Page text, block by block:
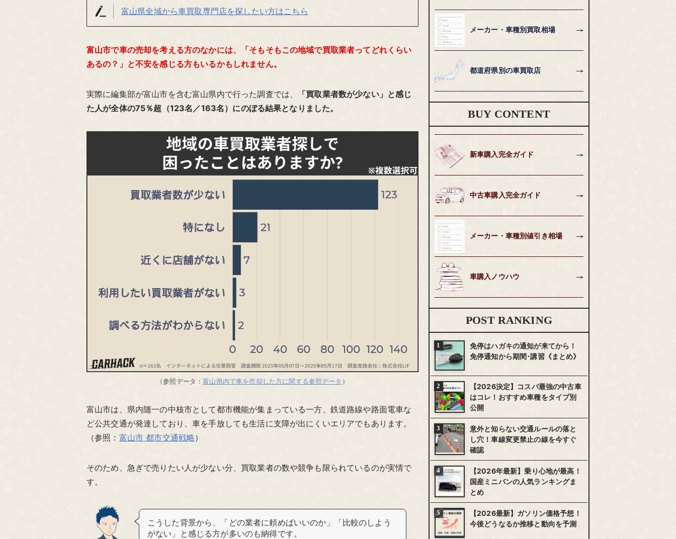
富山県全域から車買取専門店を探したい方はこちら
富山市で車の売却を考える方のなかには、「そもそもこの地域で買取業者ってどれくらい
あるの？」と不安を感じる方もいるかもしれません。
実際に編集部が富山市を含む富山県内で行った調査では、
「買取業者数が少ない」と感じ
た人が全体の75％超（123名／163名）にのぼる結果となりました。
（参照データ：富山県内で車を売却した方に関する参照データ ）
富山市は、県内随一の中核市として都市機能が集まっている一方、鉄道路線や路面電車な
ど公共交通が発達しており、車を手放しても生活に支障が出にくいエリアでもあります。
（参照： 富山市 都市交通戦略）
そのため、急ぎで売りたい人が少ない分、買取業者の数や競争も限られているのが実情で
す。
こうした背景から、「どの業者に頼めばいいのか」「比較のしよう
がない」と感じる方が多いのも納得です。
メーカー・車種別買取相場
都道府県別の車買取店
BUY CONTENT
新車購入完全ガイド
中古車購入完全ガイド
メーカー・車種別値引き相場
車購入ノウハウ
POST RANKING
免停はハガキの通知が来てから！
免停通知から期間･講習《まとめ》
【2026決定】コスパ最強の中古車
はコレ！おすすめ車種をタイプ別
公開
意外と知らない交通ルールの落と
し穴！車線変更禁止の線を今すぐ
確認
【2026年最新】乗り心地が最高！
国産ミニバンの人気ランキングま
とめ
【2026最新】ガソリン価格予想！
今後どうなるか推移と動向を予測